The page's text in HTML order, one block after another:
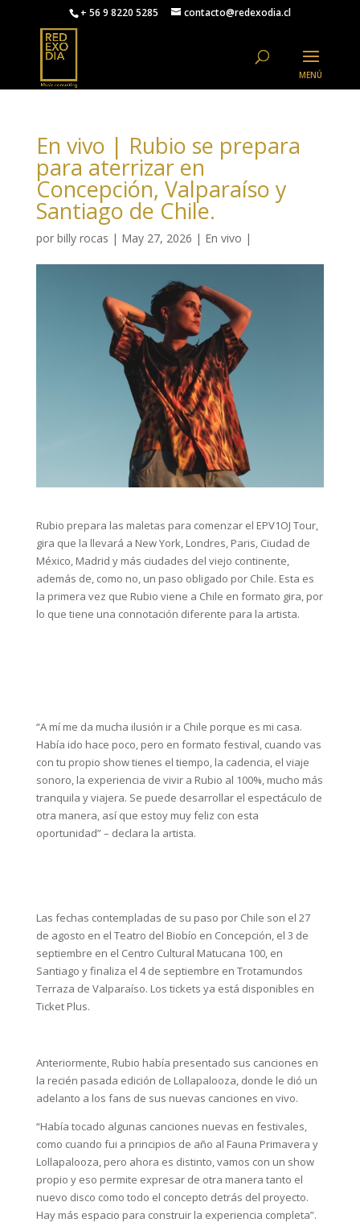
+ 56 9 8220 5285 contacto@redexodia.cl
En vivo | Rubio se prepara
para aterrizar en
Concepción, Valparaíso y
Santiago de Chile.
por billy rocas | May 27, 2026 | En vivo |
Rubio prepara las maletas para comenzar el EPV1OJ Tour,
gira que la llevará a New York, Londres, Paris, Ciudad de
México, Madrid y más ciudades del viejo continente,
además de, como no, un paso obligado por Chile. Esta es
la primera vez que Rubio viene a Chile en formato gira, por
lo que tiene una connotación diferente para la artista.
“A mí me da mucha ilusión ir a Chile porque es mi casa.
Había ido hace poco, pero en formato festival, cuando vas
con tu propio show tienes el tiempo, la cadencia, el viaje
sonoro, la experiencia de vivir a Rubio al 100%, mucho más
tranquila y viajera. Se puede desarrollar el espectáculo de
otra manera, así que estoy muy feliz con esta
oportunidad” – declara la artista.
Las fechas contempladas de su paso por Chile son el 27
de agosto en el Teatro del Biobío en Concepción, el 3 de
septiembre en el Centro Cultural Matucana 100, en
Santiago y finaliza el 4 de septiembre en Trotamundos
Terraza de Valparaíso. Los tickets ya está disponibles en
Ticket Plus.
Anteriormente, Rubio había presentado sus canciones en
la recién pasada edición de Lollapalooza, donde le dió un
adelanto a los fans de sus nuevas canciones en vivo.
“Había tocado algunas canciones nuevas en festivales,
como cuando fui a principios de año al Fauna Primavera y
Lollapalooza, pero ahora es distinto, vamos con un show
propio y eso permite expresar de otra manera tanto el
nuevo disco como todo el concepto detrás del proyecto.
Hay más espacio para construir la experiencia completa”.